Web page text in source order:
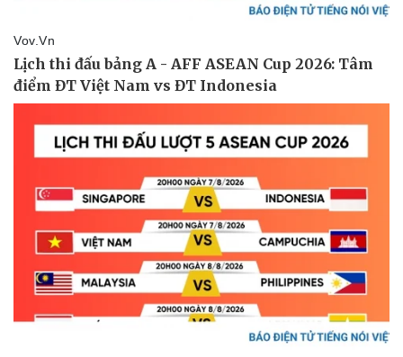
Thể thao
Bóng đá
Lịch thi đấu bóng đá
Thế giới thể thao
eSports
Ô tô - Xe máy
Ô tô
Xe máy
Tư vấn